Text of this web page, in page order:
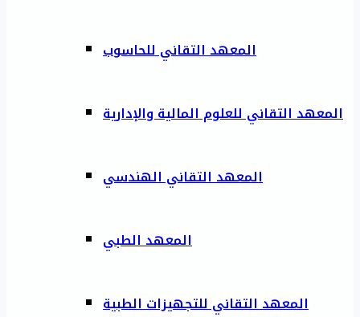
المعهد التقاني للحاسوب
المعهد التقاني للعلوم المالية والإدارية
المعهد التقاني الهندسي
المعهد الطبي
المعهد التقاني للتجهيزات الطبية